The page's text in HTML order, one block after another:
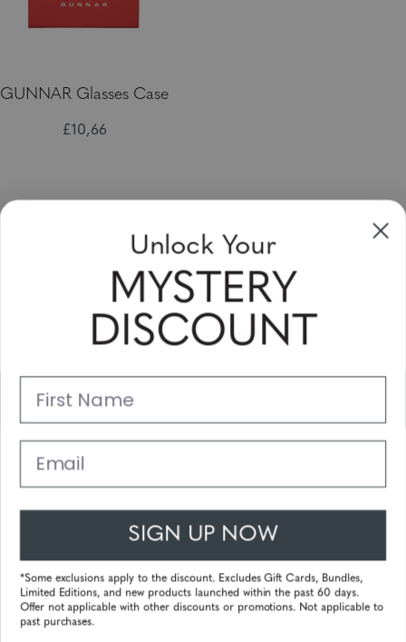
GUNNAR Glasses Case
£10,66
Sign Up & Save
Sale up to 20% off for your next purchase in this month!
Support
Powered byTecframe ERP
Unlock Your
MYSTERY
DISCOUNT
First Name
Email
SIGN UP NOW
*Some exclusions apply to the discount. Excludes Gift Cards, Bundles,
Limited Editions, and new products launched within the past 60 days.
Offer not applicable with other discounts or promotions. Not applicable to
past purchases.